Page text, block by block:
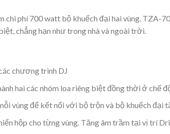
chi phí 700 watt bộ khuếch đại hai vùng.
chẳng hạn như trong nhà và ngoài trời.
chương trình DJ
hai các nhóm loa riêng biệt đồng thời ở chế
vùng để kết nối với bộ trộn và bộ khuếch
hộp cho từng vùng. Tăng âm trầm tại vị trí